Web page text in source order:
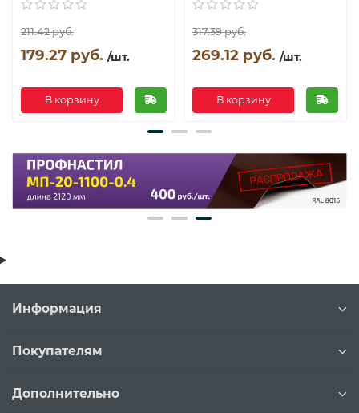
211.42 руб.
179.27 руб. /шт.
В корзину
317.39 руб.
269.12 руб. /шт.
В корзину
Информация
Покупателям
Дополнительно